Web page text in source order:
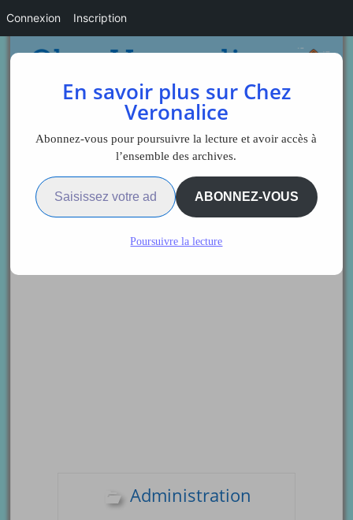
Sidebar
Administration
En savoir plus sur Chez
Veronalice
Abonnez-vous pour poursuivre la lecture et avoir accès à
l’ensemble des archives.
Saisissez votre adresse e-mail…
ABONNEZ-VOUS
Poursuivre la lecture
Connexion Inscription